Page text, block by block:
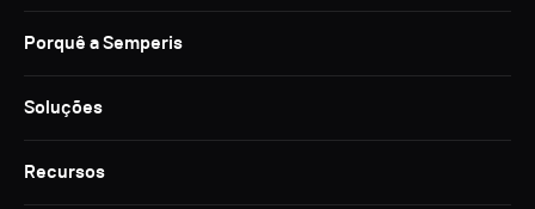
Porquê a Semperis
Soluções
Recursos